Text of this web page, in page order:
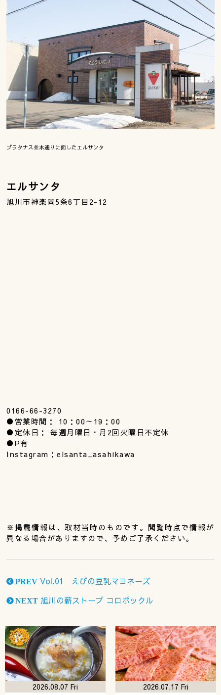
プラタナス並木通りに面したエルサンタ
エルサンタ
旭川市神楽岡5条6丁目2-12
0166-66-3270
●営業時間： 10：00～19：00
●定休日： 毎週月曜日・月2回火曜日不定休
●P有
Instagram：elsanta_asahikawa
※掲載情報は、取材当時のものです。閲覧時点で情報が
異なる場合がありますので、予めご了承ください。
PREV Vol.01 えびの豆乳マヨネーズ
NEXT 旭川の薪ストーブ コロポックル
2026.08.07 Fri 2026.07.17 Fri